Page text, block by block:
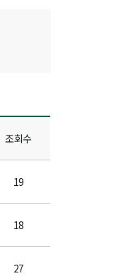
조회수
19
18
27